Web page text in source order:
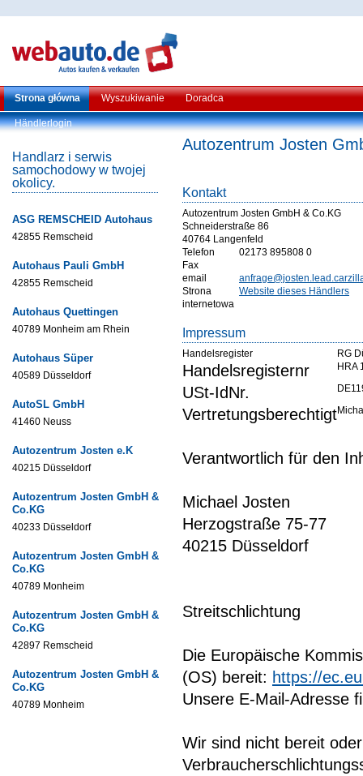
Strona główna Wyszukiwanie Doradca
Händlerlogin
Handlarz i serwis
samochodowy w twojej
okolicy.
ASG REMSCHEID Autohaus
42855 Remscheid
Autohaus Pauli GmbH
42855 Remscheid
Autohaus Quettingen
40789 Monheim am Rhein
Autohaus Süper
40589 Düsseldorf
AutoSL GmbH
41460 Neuss
Autozentrum Josten e.K
40215 Düsseldorf
Autozentrum Josten GmbH &
Co.KG
40233 Düsseldorf
Autozentrum Josten GmbH &
Co.KG
40789 Monheim
Autozentrum Josten GmbH &
Co.KG
42897 Remscheid
Autozentrum Josten GmbH &
Co.KG
40789 Monheim
Autozentrum Josten
Kontakt
Autozentrum Josten GmbH & Co.KG
Schneiderstraße 86
40764 Langenfeld
Telefon
02173 895808 0
Fax
email
Strona
internetowa
Website dieses Händlers
Impressum
Handelsregister RG
Handelsregisternr HRA
USt-IdNr.
Vertretungsberechtigt
Verantwortlich für den
Michael Josten
Herzogstraße 75-77
40215 Düsseldorf
Streitschlichtung
Die Europäische
(OS) bereit: https://
Unsere E-Mail-Adresse
Wir sind nicht bereit